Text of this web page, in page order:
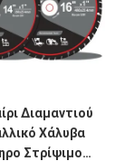
Διαμαντιού
Χάλυβα
Στρίψιμο